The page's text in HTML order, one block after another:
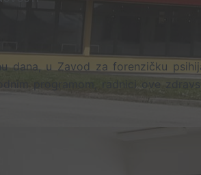
dana, u Zavod za forenzičku
programom, radnici ove